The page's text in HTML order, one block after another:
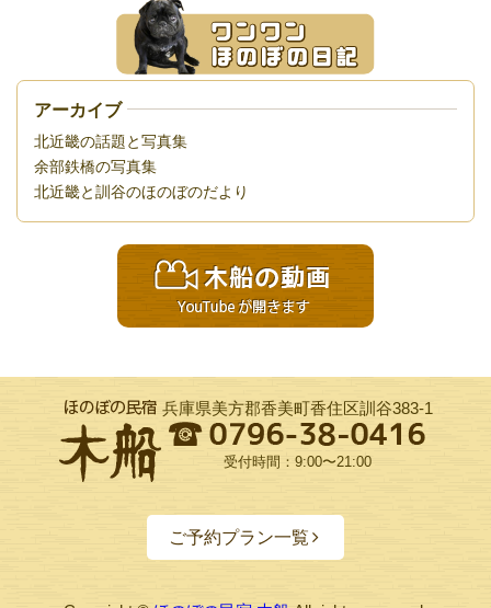
アーカイブ
北近畿の話題と写真集
余部鉄橋の写真集
北近畿と訓谷のほのぼのだより
兵庫県美方郡香美町香住区訓谷383-1
受付時間：9:00〜21:00
ご予約プラン一覧